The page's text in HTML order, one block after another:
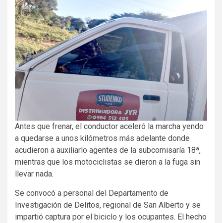
Antes que frenar, el conductor aceleró la marcha yendo
a quedarse a unos kilómetros más adelante donde
acudieron a auxiliarlo agentes de la subcomisaría 18ª,
mientras que los motociclistas se dieron a la fuga sin
llevar nada.
Se convocó a personal del Departamento de
Investigación de Delitos, regional de San Alberto y se
impartió captura por el biciclo y los ocupantes. El hecho